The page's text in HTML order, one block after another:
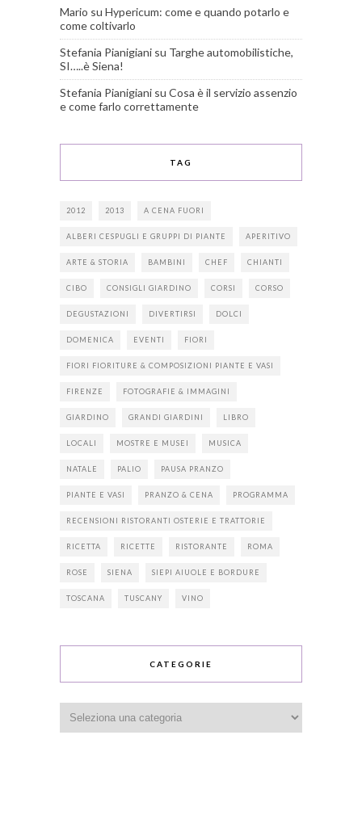
Mario su Hypericum: come e quando potarlo e
come coltivarlo
Stefania Pianigiani su Targhe automobilistiche,
SI…..è Siena!
Stefania Pianigiani su Cosa è il servizio assenzio
e come farlo correttamente
TAG
2012 2013 A CENA FUORI
ALBERI CESPUGLI E GRUPPI DI PIANTE APERITIVO
ARTE & STORIA BAMBINI CHEF CHIANTI
CIBO CONSIGLI GIARDINO CORSI CORSO
DEGUSTAZIONI DIVERTIRSI DOLCI
DOMENICA EVENTI FIORI
FIORI FIORITURE & COMPOSIZIONI PIANTE E VASI
FIRENZE FOTOGRAFIE & IMMAGINI
GIARDINO GRANDI GIARDINI LIBRO
LOCALI MOSTRE E MUSEI MUSICA
NATALE PALIO PAUSA PRANZO
PIANTE E VASI PRANZO & CENA PROGRAMMA
RECENSIONI RISTORANTI OSTERIE E TRATTORIE
RICETTA RICETTE RISTORANTE ROMA
ROSE SIENA SIEPI AIUOLE E BORDURE
TOSCANA TUSCANY VINO
CATEGORIE